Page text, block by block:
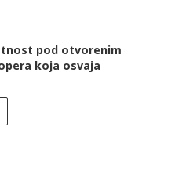
pod otvorenim
koja osvaja